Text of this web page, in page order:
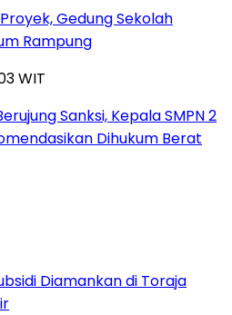
Gedung Sekolah
Rampung
WIT
Sanksi, Kepala SMPN 2
Dihukum Berat
Diamankan di Toraja